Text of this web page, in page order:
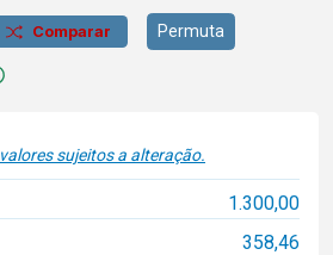
Comparar Permuta
valores sujeitos a alteração.
1.300,00
358,46